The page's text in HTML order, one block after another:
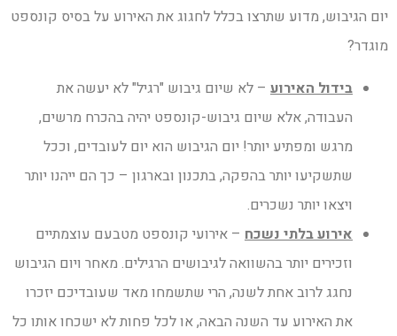
יום הגיבוש, מדוע שתרצו בכלל לחגוג את האירוע על בסיס קונספט
מוגדר?
בידול האירוע – לא שיום גיבוש "רגיל" לא יעשה את
העבודה, אלא שיום גיבוש-קונספט יהיה בהכרח מרשים,
מרגש ומפתיע יותר! יום הגיבוש הוא יום לעובדים, וככל
שתשקיעו יותר בהפקה, בתכנון ובארגון – כך הם ייהנו יותר
ויצאו יותר נשכרים.
אירוע בלתי נשכח – אירועי קונספט מטבעם עוצמתיים
וזכירים יותר בהשוואה לגיבושים הרגילים. מאחר ויום הגיבוש
נחגג לרוב אחת לשנה, הרי שתשמחו מאד שעובדיכם יזכרו
את האירוע עד השנה הבאה, או לכל פחות לא ישכחו אותו כל